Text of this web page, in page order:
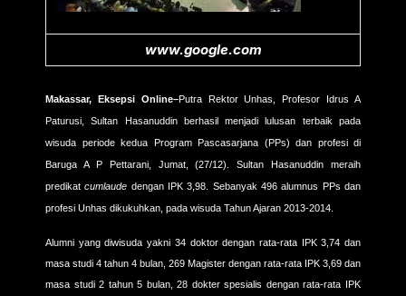
www.google.com
Makassar, Eksepsi Online–Putra Rektor Unhas, Profesor Idrus A
Paturusi, Sultan Hasanuddin berhasil menjadi lulusan terbaik pada
wisuda periode kedua Program Pascasarjana (PPs) dan profesi di
Baruga A P Pettarani, Jumat, (27/12). Sultan Hasanuddin meraih
predikat cumlaude dengan IPK 3,98. Sebanyak 496 alumnus PPs dan
profesi Unhas dikukuhkan, pada wisuda Tahun Ajaran 2013-2014.
Alumni yang diwisuda yakni 34 doktor dengan rata-rata IPK 3,74 dan
masa studi 4 tahun 4 bulan, 269 Magister dengan rata-rata IPK 3,69 dan
masa studi 2 tahun 5 bulan, 28 dokter spesialis dengan rata-rata IPK